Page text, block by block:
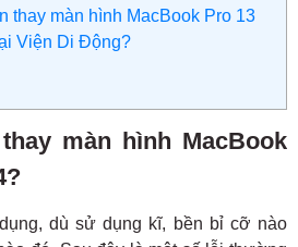
thay màn hình MacBook Pro 13
Viện Di Động?
màn hình MacBook
dù sử dụng kĩ, bền bỉ cỡ nào